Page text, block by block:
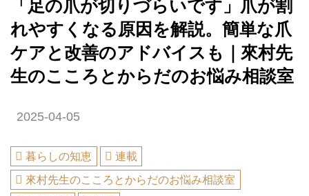
「足の爪が切りづらいです」爪が割
れやすくなる原因を解説。簡単な爪
ケアと改善のアドバイスも｜來村先
生のこころとからだのお悩み相談室
2025-04-05
暮らしの知恵
連載
來村先生のこころとからだのお悩み相談室